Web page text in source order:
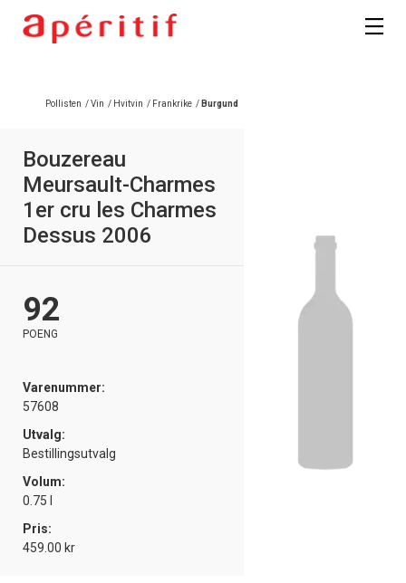
Pollisten /Vin / Hvitvin / Frankrike / Burgund
Bouzereau
Meursault-Charmes
1er cru les Charmes
Dessus 2006
92
POENG
Varenummer:
57608
Utvalg:
Bestillingsutvalg
Volum:
0.75 l
Pris:
459.00 kr